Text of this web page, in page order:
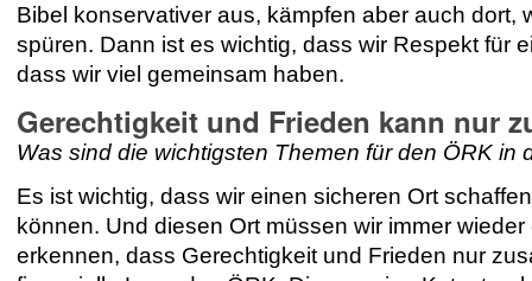
Bibel konservativer aus, kämpfen aber auch
spüren. Dann ist es wichtig, dass wir Respekt für
dass wir viel gemeinsam haben.
Gerechtigkeit und Frieden kann nur
Was sind die wichtigsten Themen für den ÖRK in
Es ist wichtig, dass wir einen sicheren Ort
können. Und diesen Ort müssen wir immer
erkennen, dass Gerechtigkeit und Frieden nur